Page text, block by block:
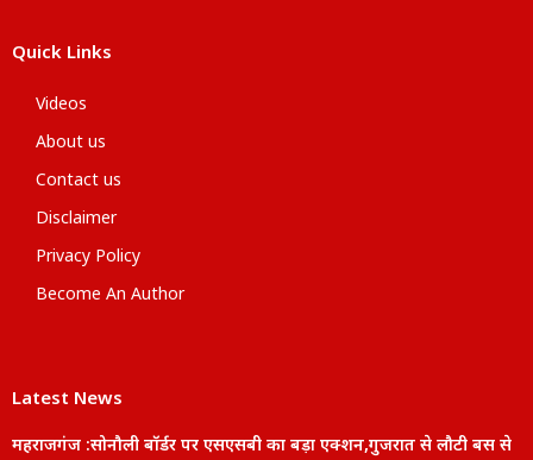
Quick Links
Videos
About us
Contact us
Disclaimer
Privacy Policy
Become An Author
Latest News
महराजगंज :सोनौली बॉर्डर पर एसएसबी का बड़ा एक्शन,गुजरात से लौटी बस से